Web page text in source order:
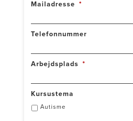
Mailadresse *
Telefonnummer
Arbejdsplads *
Kursustema
Autisme